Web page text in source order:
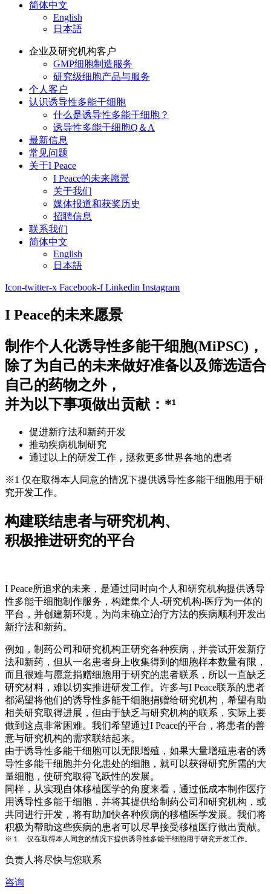
简体中文
English
日本語
企业及研究机构客户
GMP细胞制造服务
研究级细胞产品与服务
个人客户
认识诱导性多能干细胞
什么是诱导性多能干细胞？
诱导性多能干细胞Q＆A
最新信息
常见问题
关于I Peace
I Peace的未来愿景
关于我们
媒体报道和获奖历史
招聘信息
联系我们
简体中文
English
日本語
Icon-twitter-x Facebook-f Linkedin Instagram
I Peace的未来愿景
制作个人化诱导性多能干细胞(MiPSC)，
除了为自己的未来做好准备以及筛选适合
自己的药物之外，
并为以下事项做出贡献：*¹
促进新疗法和新药开发
推动疾病机制研究
通过以上的研发工作，拯救更多世界各地的患者
※1 仅在取得本人同意的情况下提供诱导性多能干细胞用于研
究开发工作。
构建联结患者与研究机构、
积极推进研究的平台
I Peace所追求的未来，是通过同时向个人和研究机构提供诱导
性多能干细胞制作服务，构建集个人-研究机构-医疗为一体的
平台，并创建新环境，为尚未确立治疗方法的疾病顺利开发出
新疗法和新药。
例如，制药公司和研究机构正研究各种疾病，并尝试开发新疗
法和新药，但从一名患者身上收集得到的细胞样本数量有限，
而且很难与愿意捐赠细胞用于研究的患者联系，所以一直缺乏
研究材料，难以切实推进研发工作。许多与I Peace联系的患者
都渴望将他们的诱导性多能干细胞捐赠给研究机构，希望有助
相关研究取得进展，但由于缺乏与研究机构的联系，实际上要
做到这点非常困难。我们希望通过I Peace的平台，将患者的善
意与研究机构的需求联结起来。
由于诱导性多能干细胞可以无限增殖，如果大量增殖患者的诱
导性多能干细胞并分化患处的细胞，就可以获得研究所需的大
量细胞，使研究取得飞跃性的发展。
同样，从实现自体移植医学的角度来看，通过低成本制作医疗
用诱导性多能干细胞，并将其提供给制药公司和研究机构，或
共同进行开发，将有助加快各种疾病的移植医学发展。我们将
积极为帮助这些疾病的患者可以尽早接受移植医疗做出贡献。
※１ 仅在取得本人同意的情况下提供诱导性多能干细胞用于研究开发工作。
负责人将尽快与您联系
咨询